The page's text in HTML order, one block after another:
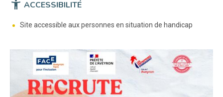
accessibility_new ACCESSIBILITÉ
Site accessible aux personnes en situation de handicap